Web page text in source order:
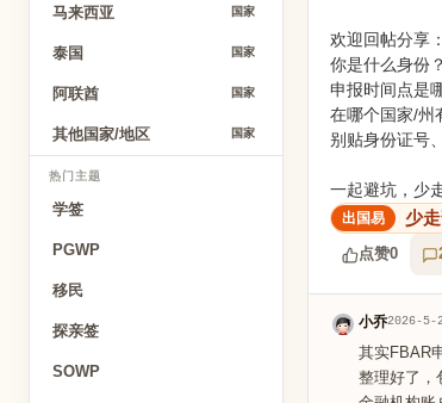
马来西亚 国家
泰国 国家
阿联酋 国家
其他国家/地区 国家
热门主题
学签
PGWP
移民
探亲签
SOWP
欢迎回帖分享：
你是什么身份
申报时间点是
在哪个国家/州
别贴身份证号
一起避坑，少
少
点赞0
小乔2026-5-
其实FBAR
整理好了，